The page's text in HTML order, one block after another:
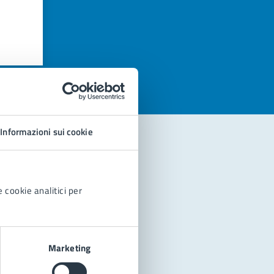
Informazioni sui cookie
cookie analitici per
Marketing